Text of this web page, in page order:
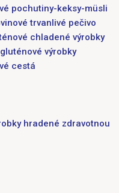
pochutiny-keksy-müsli
trvanlivé pečivo
chladené výrobky
výrobky
cestá
hradené zdravotnou